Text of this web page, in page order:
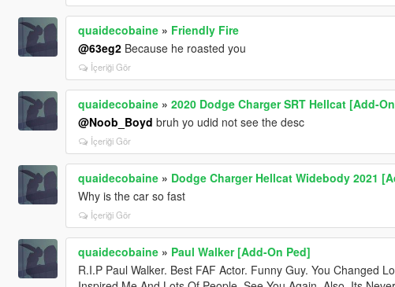
quaidecobaine» Friendly Fire
@63eg2Because he roasted you
İçeriği Gör
quaidecobaine» 2020 Dodge Charger SRT Hellcat [Add-
@Noob_Boyd bruh yo udid not see the desc
İçeriği Gör
quaidecobaine» Dodge Charger Hellcat Widebody 2021
Why is the car so fast
İçeriği Gör
quaidecobaine» Paul Walker [Add-On Ped]
R.I.P Paul Walker. Best FAF Actor. Funny Guy. You Changed